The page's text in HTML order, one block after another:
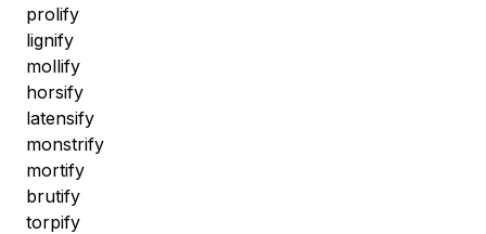
prolify
lignify
mollify
horsify
latensify
monstrify
mortify
brutify
torpify